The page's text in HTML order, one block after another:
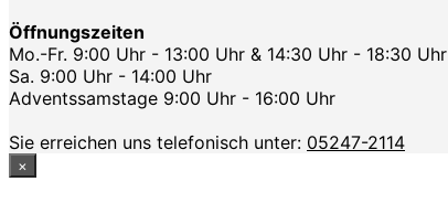
Öffnungszeiten
Mo.-Fr. 9:00 Uhr - 13:00 Uhr & 14:30 Uhr - 18:30 Uhr
Sa. 9:00 Uhr - 14:00 Uhr
Adventssamstage 9:00 Uhr - 16:00 Uhr
Sie erreichen uns telefonisch unter: 05247-2114
×